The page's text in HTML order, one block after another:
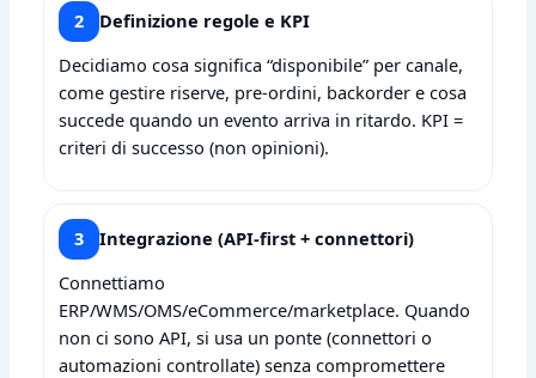
2
Definizione regole e KPI
Decidiamo cosa significa “disponibile” per canale,
come gestire riserve, pre‑ordini, backorder e cosa
succede quando un evento arriva in ritardo. KPI =
criteri di successo (non opinioni).
3
Integrazione (API‑first + connettori)
Connettiamo
ERP/WMS/OMS/eCommerce/marketplace. Quando
non ci sono API, si usa un ponte (connettori o
automazioni controllate) senza compromettere